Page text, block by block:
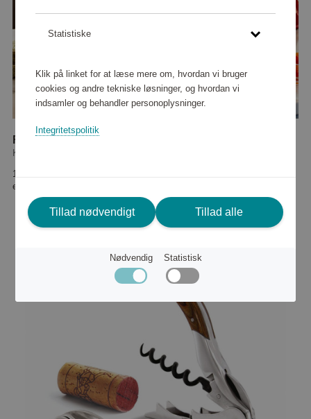
KitchenAid
173 250 point
eller
Statistiske
Klik på linket for at læse mere om, hvordan vi bruger
cookies og andre tekniske løsninger, og hvordan vi
indsamler og behandler personoplysninger.
Integritetspolitik
Tillad nødvendigt Tillad alle
Nødvendig Statistisk